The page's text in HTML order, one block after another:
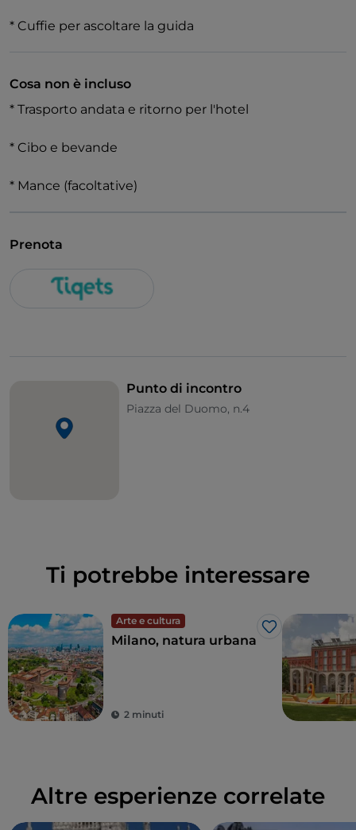
la statua dorata della Vergine Maria sormonta la
* Cuffie per ascoltare la guida
Cosa non è incluso
* Trasporto andata e ritorno per l'hotel
* Cibo e bevande
* Mance (facoltative)
Prenota
Punto di incontro
Piazza del Duomo, n.4
Ti potrebbe interessare
Arte e cultura
Like
Milano, natura urbana
2 minuti
Altre esperienze correlate